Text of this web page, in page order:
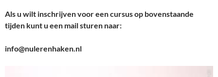
Als u wilt inschrijven voor een cursus op bovenstaande
tijden kunt u een mail sturen naar:
info@nulerenhaken.nl